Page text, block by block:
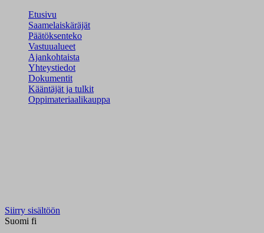
Etusivu
Saamelaiskäräjät
Päätöksenteko
Vastuualueet
Ajankohtaista
Yhteystiedot
Dokumentit
Kääntäjät ja tulkit
Oppimateriaalikauppa
Siirry sisältöön
Suomi fi